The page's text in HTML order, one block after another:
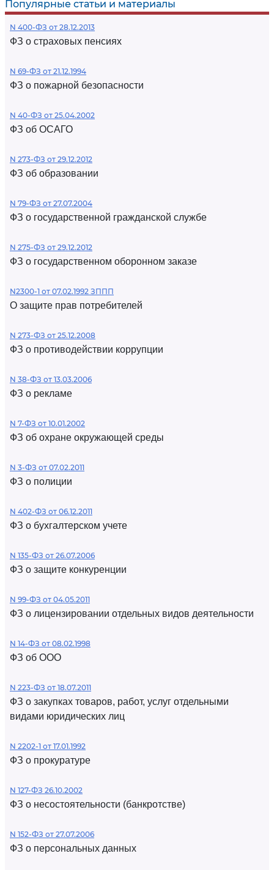
Популярные статьи и материалы
N 400-ФЗ от 28.12.2013
ФЗ о страховых пенсиях
N 69-ФЗ от 21.12.1994
ФЗ о пожарной безопасности
N 40-ФЗ от 25.04.2002
ФЗ об ОСАГО
N 273-ФЗ от 29.12.2012
ФЗ об образовании
N 79-ФЗ от 27.07.2004
ФЗ о государственной гражданской службе
N 275-ФЗ от 29.12.2012
ФЗ о государственном оборонном заказе
N2300-1 от 07.02.1992 ЗППП
О защите прав потребителей
N 273-ФЗ от 25.12.2008
ФЗ о противодействии коррупции
N 38-ФЗ от 13.03.2006
ФЗ о рекламе
N 7-ФЗ от 10.01.2002
ФЗ об охране окружающей среды
N 3-ФЗ от 07.02.2011
ФЗ о полиции
N 402-ФЗ от 06.12.2011
ФЗ о бухгалтерском учете
N 135-ФЗ от 26.07.2006
ФЗ о защите конкуренции
N 99-ФЗ от 04.05.2011
ФЗ о лицензировании отдельных видов деятельности
N 14-ФЗ от 08.02.1998
ФЗ об ООО
N 223-ФЗ от 18.07.2011
ФЗ о закупках товаров, работ, услуг отдельными
видами юридических лиц
N 2202-1 от 17.01.1992
ФЗ о прокуратуре
N 127-ФЗ 26.10.2002
ФЗ о несостоятельности (банкротстве)
N 152-ФЗ от 27.07.2006
ФЗ о персональных данных